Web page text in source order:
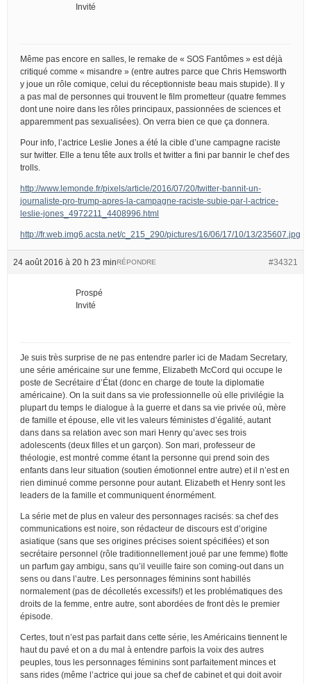
Invité
Même pas encore en salles, le remake de « SOS Fantômes » est déjà
critiqué comme « misandre » (entre autres parce que Chris Hemsworth
y joue un rôle comique, celui du réceptionniste beau mais stupide). Il y
a pas mal de personnes qui trouvent le film prometteur (quatre femmes
dont une noire dans les rôles principaux, passionnées de sciences et
apparemment pas sexualisées). On verra bien ce que ça donnera.
Pour info, l’actrice Leslie Jones a été la cible d’une campagne raciste
sur twitter. Elle a tenu tête aux trolls et twitter a fini par bannir le chef des
trolls.
http://www.lemonde.fr/pixels/article/2016/07/20/twitter-bannit-un-
journaliste-pro-trump-apres-la-campagne-raciste-subie-par-l-actrice-
leslie-jones_4972211_4408996.html
http://fr.web.img6.acsta.net/c_215_290/pictures/16/06/17/10/13/235607.jpg
24 août 2016 à 20 h 23 min #34321
RÉPONDRE
Prospé
Invité
Je suis très surprise de ne pas entendre parler ici de Madam Secretary,
une série américaine sur une femme, Elizabeth McCord qui occupe le
poste de Secrétaire d’État (donc en charge de toute la diplomatie
américaine). On la suit dans sa vie professionnelle où elle privilégie la
plupart du temps le dialogue à la guerre et dans sa vie privée où, mère
de famille et épouse, elle vit les valeurs féministes d’égalité, autant
dans dans sa relation avec son mari Henry qu’avec ses trois
adolescents (deux filles et un garçon). Son mari, professeur de
théologie, est montré comme étant la personne qui prend soin des
enfants dans leur situation (soutien émotionnel entre autre) et il n’est en
rien diminué comme personne pour autant. Elizabeth et Henry sont les
leaders de la famille et communiquent énormément.
La série met de plus en valeur des personnages racisés: sa chef des
communications est noire, son rédacteur de discours est d’origine
asiatique (sans que ses origines précises soient spécifiées) et son
secrétaire personnel (rôle traditionnellement joué par une femme) flotte
un parfum gay ambigu, sans qu’il veuille faire son coming-out dans un
sens ou dans l’autre. Les personnages féminins sont habillés
normalement (pas de décolletés excessifs!) et les problématiques des
droits de la femme, entre autre, sont abordées de front dès le premier
épisode.
Certes, tout n’est pas parfait dans cette série, les Américains tiennent le
haut du pavé et on a du mal à entendre parfois la voix des autres
peuples, tous les personnages féminins sont parfaitement minces et
sans rides (même l’actrice qui joue sa chef de cabinet et qui doit avoir